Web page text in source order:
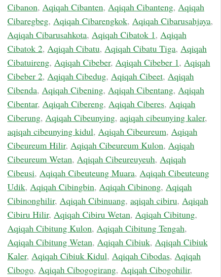
Cibanon, Aqiqah Cibanten, Aqiqah Cibanteng, Aqiqah
Cibaregbeg, Aqiqah Cibarengkok, Aqiqah Cibarusahjaya,
Aqiqah Cibarusahkota, Aqiqah Cibatok 1, Aqiqah
Cibatok 2, Aqiqah Cibatu, Aqiqah Cibatu Tiga, Aqiqah
Cibatuireng, Aqiqah Cibeber, Aqiqah Cibeber 1, Aqiqah
Cibeber 2, Aqiqah Cibedug, Aqiqah Cibeet, Aqiqah
Cibenda, Aqiqah Cibening, Aqiqah Cibentang, Aqiqah
Cibentar, Aqiqah Cibereng, Aqiqah Ciberes, Aqiqah
Ciberung, Aqiqah Cibeunying, aqiqah cibeunying kaler,
aqiqah cibeunying kidul, Aqiqah Cibeureum, Aqiqah
Cibeureum Hilir, Aqiqah Cibeureum Kulon, Aqiqah
Cibeureum Wetan, Aqiqah Cibeureuyeuh, Aqiqah
Cibeusi, Aqiqah Cibeuteung Muara, Aqiqah Cibeuteung
Udik, Aqiqah Cibingbin, Aqiqah Cibinong, Aqiqah
Cibinonghilir, Aqiqah Cibinuang, aqiqah cibiru, Aqiqah
Cibiru Hilir, Aqiqah Cibiru Wetan, Aqiqah Cibitung,
Aqiqah Cibitung Kulon, Aqiqah Cibitung Tengah,
Aqiqah Cibitung Wetan, Aqiqah Cibiuk, Aqiqah Cibiuk
Kaler, Aqiqah Cibiuk Kidul, Aqiqah Cibodas, Aqiqah
Cibogo, Aqiqah Cibogogirang, Aqiqah Cibogohilir,